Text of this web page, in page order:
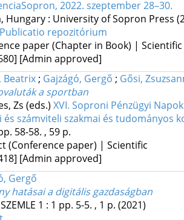
2022. szeptember 28–30.
Hungary : University of Sopron Press
Publicatio repozitórium
paper (Chapter in Book) | Scientific
[Admin approved]
Beatrix; Gajzágó, Gergő ; Gősi,
a sportban
Zs (eds.) XVI. Soproni Pénzügyi
és számviteli szakmai és tudományos
58-58. , 59 p.
(Conference paper) | Scientific
[Admin approved]
Gergő
hatásai a digitális gazdaságban
1 : 1 pp. 5-5. , 1 p. (2021)